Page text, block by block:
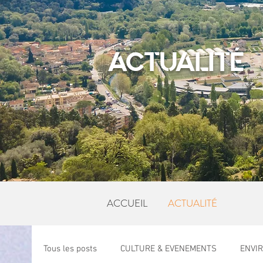
ACTUALITÉ
ACCUEIL ACTUALITÉ
Tous les posts CULTURE & EVENEMENTS